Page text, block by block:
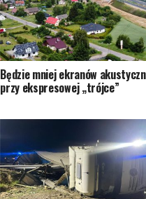
Będzie mniej ekranów
przy ekspresowej „trójce”